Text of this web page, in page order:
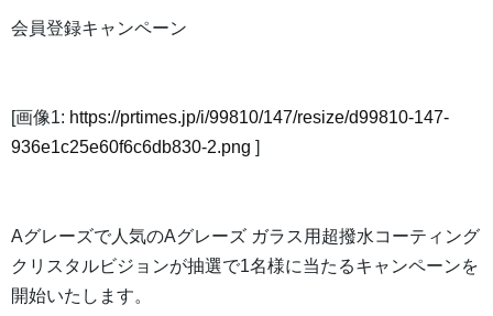
会員登録キャンペーン
[画像1: https://prtimes.jp/i/99810/147/resize/d99810-147-
936e1c25e60f6c6db830-2.png ]
Aグレーズで人気のAグレーズ ガラス用超撥水コーティング
クリスタルビジョンが抽選で1名様に当たるキャンペーンを
開始いたします。